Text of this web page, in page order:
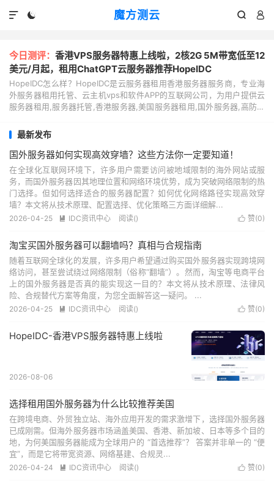
魔方测云
  

今日测评： 香港VPS服务器特惠上线啦，2核2G 5M带宽低至12
美元/月起，租用ChatGPT云服务器推荐HopeIDC
HopeIDC怎么样？HopeIDC是云服务器租用香港服务器服务商，专业海
外服务器租用托管、云主机vps和软件APP的互联网公司，为用户提供云
服务器租用,服务器托管,香港服务器,美国服务器租用,国外服务器,高防服
最新发布
国外服务器如何实现高效穿墙？这些方法你一定要知道！
在全球化互联网环境下，许多用户需要访问被地域限制的海外网站或服
务，而国外服务器因其地理位置和网络环境优势，成为突破网络限制的热
门选择。但如何选择适合的服务器配置？如何优化网络路径实现高效穿
墙？本文将从技术原理、配置选择、优化策略三方面详细解...
 赞(0)
2026-04-25  IDC资讯中心 阅读()
淘宝买国外服务器可以翻墙吗？真相与合规指南
随着互联网全球化的发展，许多用户希望通过购买国外服务器实现跨境网
络访问，甚至尝试绕过网络限制（俗称“翻墙”）。然而，淘宝等电商平台
上的国外服务器是否真的能实现这一目的？本文将从技术原理、法律风
险、合规替代方案等角度，为您全面解答这一疑问。 ...
 赞(0)
2026-04-25  IDC资讯中心 阅读()
HopeIDC-香港VPS服务器特惠上线啦
2026-08-06
选择租用国外服务器为什么比较推荐美国
在跨境电商、外贸独立站、海外应用开发的需求激增下，选择国外服务器
已成刚需。但海外服务器市场涵盖美国、香港、新加坡、日本等多个目的
地，为何美国服务器能成为全球用户的 “首选推荐”？ 答案并非单一的 “便
宜”，而是它将带宽资源、网络基建、合规灵...
 赞(0)
2026-04-24  IDC资讯中心 阅读()